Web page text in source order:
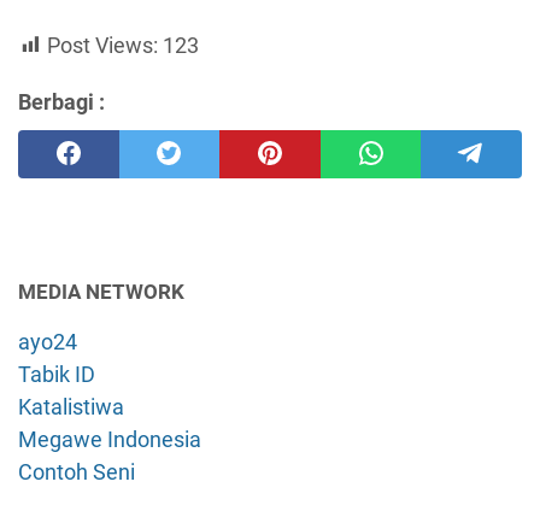
Post Views: 123
Berbagi :
MEDIA NETWORK
ayo24
Tabik ID
Katalistiwa
Megawe Indonesia
Contoh Seni